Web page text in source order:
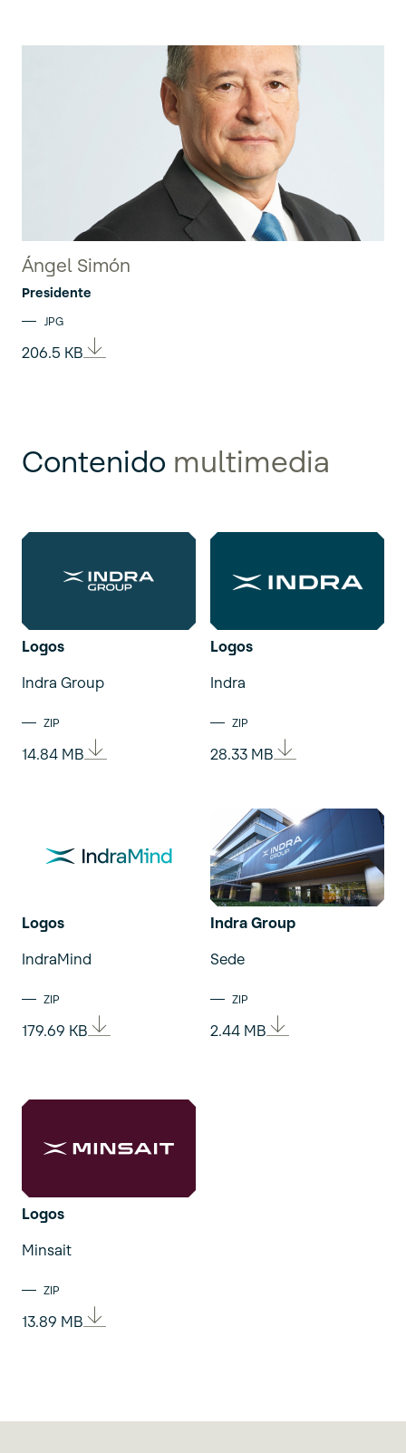
Ángel Simón
Presidente
JPG
206.5 KB
Contenido multimedia
Logos
Indra Group
ZIP
14.84 MB
Logos
IndraMind
ZIP
179.69 KB
Logos
Indra
ZIP
28.33 MB
Indra Group
Sede
ZIP
2.44 MB
Logos
Minsait
ZIP
13.89 MB